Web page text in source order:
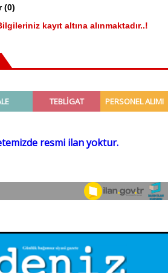
(0)
kayıt altına alınmaktadır..!